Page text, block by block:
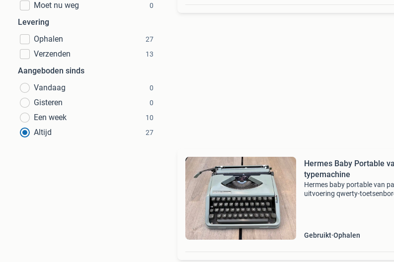
Moet nu weg
0
Levering
Ophalen
27
Verzenden 13
Aangeboden sinds
Vandaag
0
Gisteren 0
Een week 10
Altijd 27
Hermes Baby Portable
typemachine
Hermes baby portable van
uitvoering qwerty-
Gebruikt Ophalen